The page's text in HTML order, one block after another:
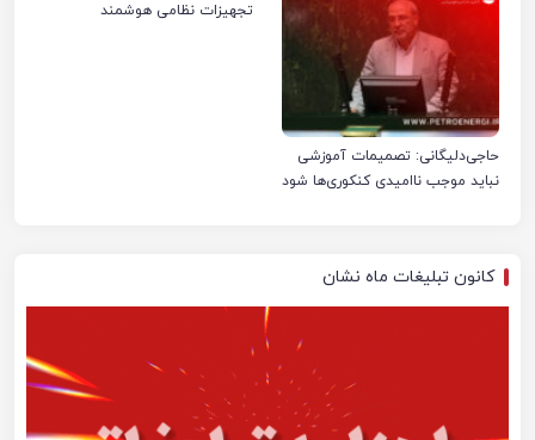
حاجی‌دلیگانی: تصمیمات آموزشی
نباید موجب ناامیدی کنکوری‌ها شود
تجهیزات نظامی هوشمند
کانون تبلیغات ماه نشان